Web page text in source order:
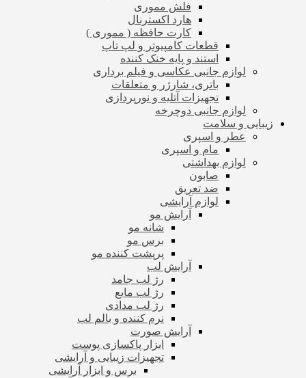
فلش مموری
هارد اکسترنال
کارت حافظه ( مموری )
قطعات کامپیوتر و لپ تاپ
استند و پایه خنک کننده
لوازم جانبی عکاسی و فیلم برداری
باتری، شارژر و متعلقات
تجهیزات آتلیه و نورپردازی
لوازم جانبی دوچرخه
زیبایی و سلامت
عطر و اسپری
مام و اسپری
لوازم بهداشتی
صابون
ضد تعریق
لوازم آرایشی
آرایش مو
شانه مو
برس مو
پرپشت کننده مو
آرایش لب
رژ لب جامد
رژ لب مایع
رژ لب مدادی
نرم کننده و بالم لب
آرایش صورت
ابزار پاکسازی پوست
تجهیزات زیبایی و آرایشی
برس و ابزار آرایشی